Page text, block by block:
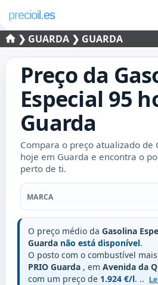
precioil.es
❯ GUARDA ❯ GUARDA
Preço da
Especial 95
Guarda
Compara o preço atualizado de
hoje em Guarda e encontra o
perto de ti.
Marca
MARCA
O preço médio da Gasolina
Guarda não está disponível.
O posto com o combustível
PRIO Guarda , em Avenida da
com um preço de 1.924 €/l. ..